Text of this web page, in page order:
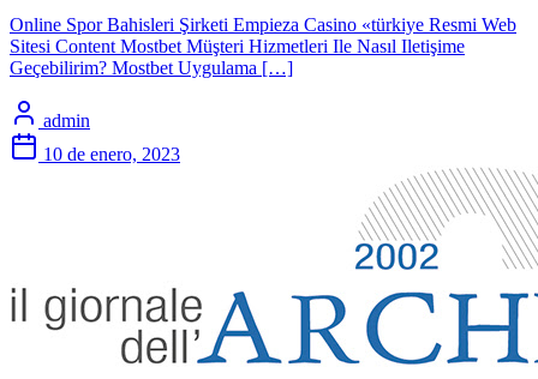
Online Spor Bahisleri Şirketi Empieza Casino «türkiye Resmi Web
Sitesi Content Mostbet Müşteri Hizmetleri Ile Nasıl Iletişime
Geçebilirim? Mostbet Uygulama […]
admin
10 de enero, 2023